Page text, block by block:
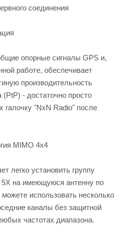
соединения
опорные сигналы GPS и,
работе, обеспечивает
производительность
(PtP) - достаточно просто
галочку "NxN Radio" после
MIMO 4х4
легко установить группу
5X на имеющуюся антенну по
использовать несколько
каналы без защитной
частотах диапазона.